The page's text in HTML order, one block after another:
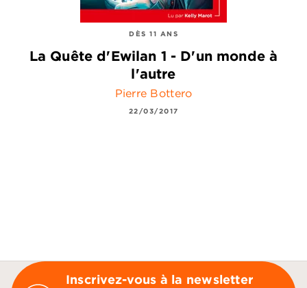
DÈS 11 ANS
La Quête d'Ewilan 1 - D'un monde à
l'autre
Pierre Bottero
22/03/2017
Inscrivez-vous à la newsletter